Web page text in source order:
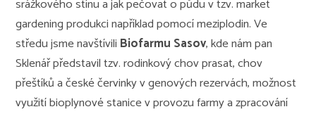
srážkového stínu a jak pečovat o půdu v tzv. market
gardening produkci například pomocí meziplodin. Ve
středu jsme navštívili Biofarmu Sasov, kde nám pan
Sklenář představil tzv. rodinkový chov prasat, chov
přeštíků a české červinky v genových rezervách, možnost
využití bioplynové stanice v provozu farmy a zpracování